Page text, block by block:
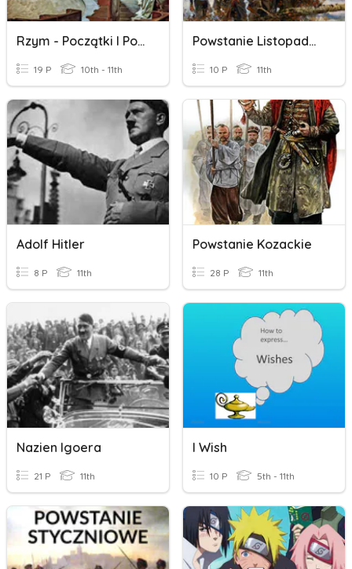
Rzym - Początki I Powstanie Republiki
19 P 10th - 11th
Powstanie Listopadowe
10 P 11th
Adolf Hitler
8 P 11th
Powstanie Kozackie
28 P 11th
Nazien Igoera
21 P 11th
I Wish
10 P 5th - 11th